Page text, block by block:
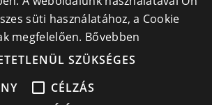
velünk
süti használatához, a Cookie
megfelelően. Bővebben
SZÜKSÉGES
CÉLZÁS